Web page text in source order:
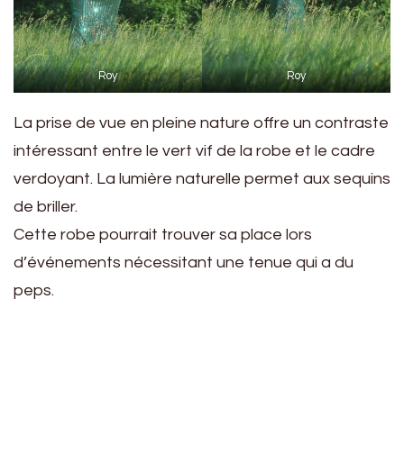
Roy Roy
La prise de vue en pleine nature offre un contraste
intéressant entre le vert vif de la robe et le cadre
verdoyant. La lumière naturelle permet aux sequins
de briller.
Cette robe pourrait trouver sa place lors
d’événements nécessitant une tenue qui a du
peps.